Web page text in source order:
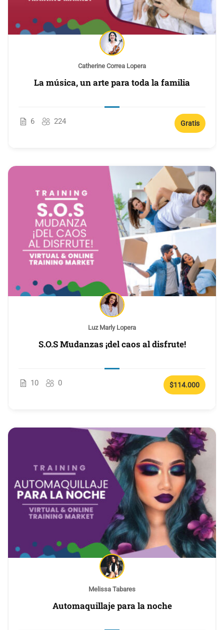
Catherine Correa Lopera
La música, un arte para toda la familia
6 224 Gratis
Luz Marly Lopera
S.O.S Mudanzas ¡del caos al disfrute!
10 0 $114.000
Melissa Tabares
Automaquillaje para la noche